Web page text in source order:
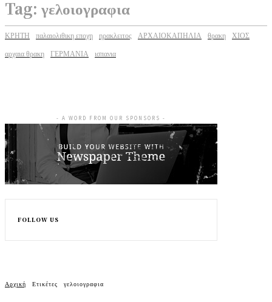
Tag: γελοιογραφια
ΚΡΗΤΗ παλαιολιθικη εποχη ηρακλειτος ΑΡΧΑΙΟΚΑΠΗΛΙΑ θρακη
ΧΙΟΣ
αρχαια θρακη ΓΕΡΜΑΝΙΑ ισπανια
- A WORD FROM OUR SPONSORS -
FOLLOW US
Αρχική Ετικέτες γελοιογραφια